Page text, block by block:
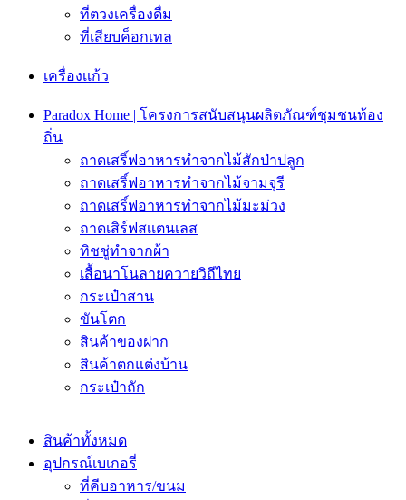
ที่ตวงเครื่องดื่ม
ที่เสียบค็อกเทล
เครื่องเเก้ว
Paradox Home | โครงการสนับสนุนผลิตภัณฑ์ชุมชนท้อง
ถิ่น
ถาดเสริ์ฟอาหารทำจากไม้สักป่าปลูก
ถาดเสริ์ฟอาหารทำจากไม้จามจุรี
ถาดเสริ์ฟอาหารทำจากไม้มะม่วง
ถาดเสิร์ฟสเเตนเลส
ทิชชู่ทำจากผ้า
เสื้อนาโนลายควายวิถีไทย
กระเป๋าสาน
ขันโตก
สินค้าของฝาก
สินค้าตกแต่งบ้าน
กระเป๋าถัก
สินค้าทั้งหมด
อุปกรณ์เบเกอรี่
ที่คีบอาหาร/ขนม